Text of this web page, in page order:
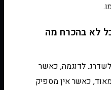
לא בהכרח מה
לדוגמה, כאשר
כאשר אין מספיק